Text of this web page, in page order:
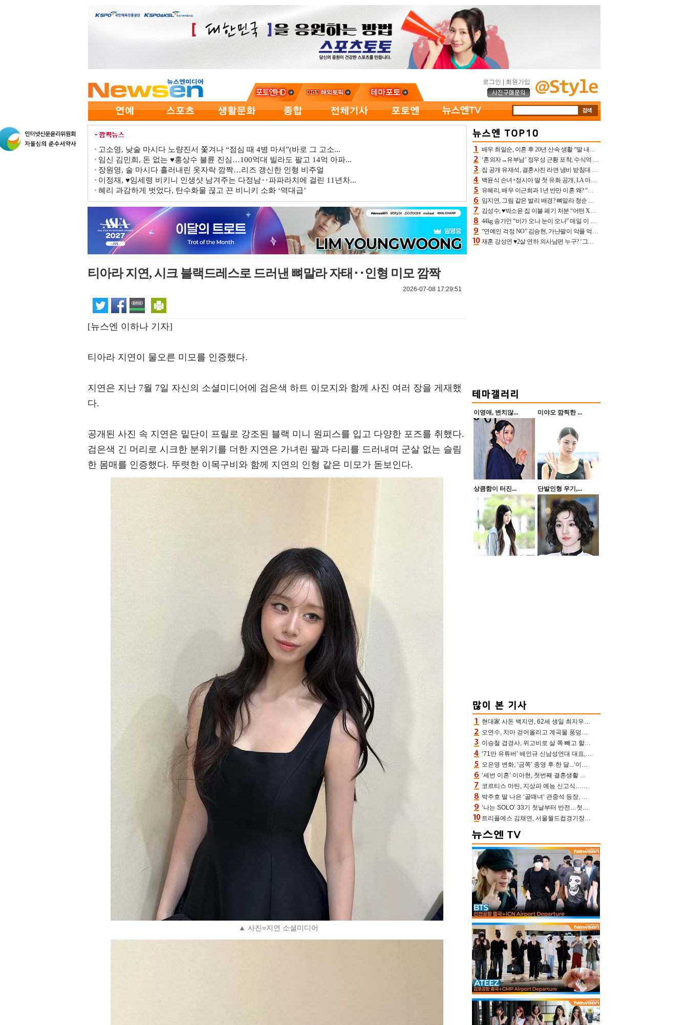
로그인 회원가입
고소영, 낮술 마시다 노량진서 쫓겨나 “점심 때 4병 마셔”(바로 그 고소...
임신 김민희, 돈 없는 ♥홍상수 불륜 진심…100억대 빌라도 팔고 14억 아파...
장원영, 술 마시다 흘러내린 옷자락 깜짝…리즈 갱신한 인형 비주얼
이정재, ♥임세령 비키니 인생샷 남겨주는 다정남‥파파라치에 걸린 11년차...
혜리 과감하게 벗었다, 탄수화물 끊고 끈 비니키 소화 ‘역대급’
티아라 지연, 시크 블랙드레스로 드러낸 뼈말라 자태‥인형 미모 깜짝
2026-07-08 17:29:51
[뉴스엔 이하나 기자]
티아라 지연이 물오른 미모를 인증했다.
지연은 지난 7월 7일 자신의 소셜미디어에 검은색 하트 이모지와 함께 사진 여러 장을 게재했
다.
공개된 사진 속 지연은 밑단이 프릴로 강조된 블랙 미니 원피스를 입고 다양한 포즈를 취했다.
검은색 긴 머리로 시크한 분위기를 더한 지연은 가녀린 팔과 다리를 드러내며 군살 없는 슬림
한 몸매를 인증했다. 뚜렷한 이목구비와 함께 지연의 인형 같은 미모가 돋보인다.
▲ 사진=지연 소셜미디어
배우 최일순, 이혼 후 20년 산속 생활 “딸 내가 버렸다고 원망‥맘 아파”(특종)[어제TV]
‘혼외자→유부남’ 정우성 근황 포착, 수식억 해킹 피해 후배 만났다 “존경하는”
집 공개 유재석, 결혼사진 라면 냄비 받침대 되고 분노‥가족사진도 피해(놀뭐)[어제TV]
백윤식 손녀+정시아 딸 첫 유화 공개, LA 아트쇼→서울국제조각페스타 작가다운 수준급 실력
유혜리, 배우 이근희과 1년 반만 이혼 왜? “식칼 꽂고 의자 던져” 충격 폭로(특종)[어제TV]
임지연, 그림 같은 발리 배경? 뼈말라 청순 비키니 핏에 상대 안 되네
김성수, ♥박소윤 집 이불 폐기 처분 “어떤 X이랑 썼을지 몰라” 질투(신랑수업2)[어제TV]
44kg 송가인 “비가 오나 눈이 오나” 매일 이 운동, 허벅지 근육량 상승+체지방 감소
“연예인 걱정 NO” 김승현, 가난팔이 악플 억울할만‥아내+딸과 日 여행
재혼 강성연 ♥2살 연하 의사남편 누구? ‘그알’ 자문의에 훈남 비주얼 초엘리트 스펙 [종합]
이영애, 변치않... 미야오 깜찍한 ...
상큼함이 터진... 단발인형 우기,...
현대家 사돈 백지연, 62세 생일 최지우와 “올해도 함께” 이영애 신애라도 축하
오연수, 치마 걷어올리고 계곡물 풍덩‥무더위 잊은 제주 휴가
이승철 겹경사, 위고비로 살 쪽 빼고 할아버지 된다‥마음으로 낳은 딸 임신 자랑(유퀴즈)
‘71만 유튜버’ 배인규 신남성연대 대표, 오늘(5일) 숨진 채 발견…향년 36세
오은영 변화, ‘금쪽’ 종영 후 한 달...‘이것’ 끊고 살 뺀 모습 포착 “날씬하다!”
‘세번 이혼’ 이아현, 첫번째 결혼생활 떠올리며 눈물 “첫 남편에 미안해”(새롭게하소서)
코르티스 마틴, 지상파 예능 신고식…저작권 지분 분배 방식까지 공개(라스)
박주호 딸 나은 ‘골때녀’ 관중석 등장, 김민재 복제인간 보고 혼란 [결정적장면]
‘나는 SOLO’ 33기 첫날부터 반전…첫인상 0표 영호, 호감남 급부상
트리플에스 김채연, 서울월드컵경기장에 뜬 맨시티 여신 [포토엔HD]